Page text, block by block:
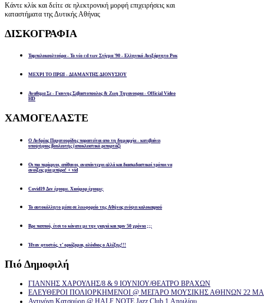
Κάντε κλίκ και δείτε σε ηλεκτρονική μορφή επιχειρήσεις και
καταστήματα της Δυτικής Αθήνας
ΔΙΣΚΟΓΡΑΦΙΑ
Ταμπελοκουλτούρα - Το νέο cd των Στίγμα '90 - Ελληνικό Ανεξάρτητο Ροκ
ΜΕΧΡΙ ΤΟ ΠΡΩΙ - ΔΙΑΜΑΝΤΗΣ ΔΙΟΝΥΣΙΟΥ
Αναθεμα Σε - Γιαννης Σεβαστοπουλος & Ζωη Τηγανουρια - Official Video
HD
ΧΑΜΟΓΕΛΑΣΤΕ
Ο Ανδρέας Παχατουρίδης παραιτείται απο τη δημαρχία - κατεβαίνει
υποψήφιος βουλευτής (αποκλειστικό ρεπορτάζ)
Οι πιο περίεργοι, απίθανοι, αναπάντεχοι αλλά και διασκεδαστικοί τρόποι να
ανοίξεις μία μπύρα! + vid
Covid19 Δεν έχουμε. Χιούμορ έχουμε;
Το αυτοκόλλητο μέσα σε λεωφορείο της Αθήνας ενόψει καλοκαιριού
Βρε παππού, έτσι το κάνατε με την γιαγιά και πριν 50 χρόνια ;;;
Ήταν φτυστός, τ’ ορκίζομαι, ολόιδιος ο Αλέξης!!!
Πιό Δημοφιλή
ΓΙΑΝΝΗΣ ΧΑΡΟΥΛΗΣ/8 & 9 ΙΟΥΝΙΟΥ/ΘΕΑΤΡΟ ΒΡΑΧΩΝ
ΕΛΕΥΘΕΡΟΙ ΠΟΛΙΟΡΚΗΜΕΝΟΙ @ ΜΕΓΑΡΟ ΜΟΥΣΙΚΗΣ ΑΘΗΝΩΝ 22